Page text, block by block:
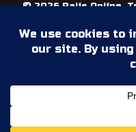
© 2026 Ralis Online,
Paixão
Termos &